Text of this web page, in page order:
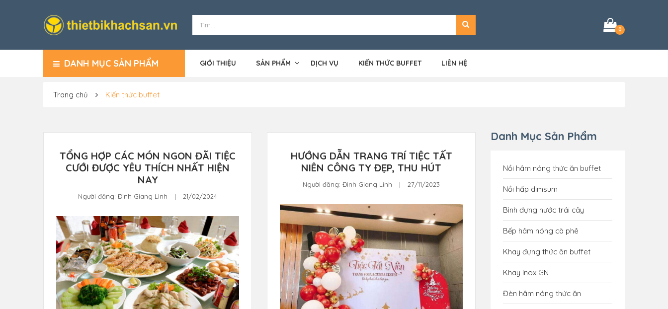
0
DANH MỤC SẢN PHẨM GIỚI THIỆU SẢN PHẨM DỊCH VỤ KIẾN THỨC BUFFET LIÊN HỆ
Trang chủ Kiến thức buffet
TỔNG HỢP CÁC MÓN NGON ĐÃI TIỆC
CƯỚI ĐƯỢC YÊU THÍCH NHẤT HIỆN
NAY
Người đăng: Đinh Giang Linh | 21/02/2024
HƯỚNG DẪN TRANG TRÍ TIỆC TẤT
NIÊN CÔNG TY ĐẸP, THU HÚT
Người đăng: Đinh Giang Linh | 27/11/2023
Danh Mục Sản Phẩm
Nồi hâm nóng thức ăn buffet
Nồi hấp dimsum
Bình đựng nước trái cây
Bếp hâm nóng cà phê
Khay đựng thức ăn buffet
Khay inox GN
Đèn hâm nóng thức ăn